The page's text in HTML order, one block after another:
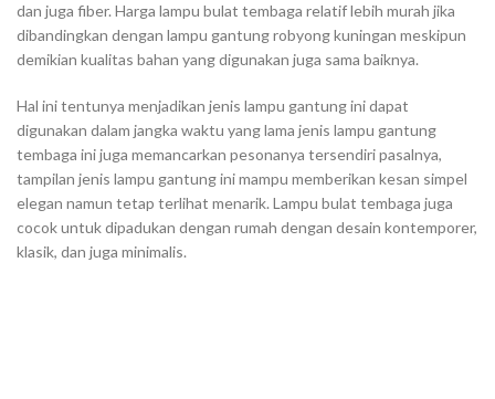
dan juga fiber. Harga lampu bulat tembaga relatif lebih murah jika
dibandingkan dengan lampu gantung robyong kuningan meskipun
demikian kualitas bahan yang digunakan juga sama baiknya.
Hal ini tentunya menjadikan jenis lampu gantung ini dapat
digunakan dalam jangka waktu yang lama jenis lampu gantung
tembaga ini juga memancarkan pesonanya tersendiri pasalnya,
tampilan jenis lampu gantung ini mampu memberikan kesan simpel
elegan namun tetap terlihat menarik. Lampu bulat tembaga juga
cocok untuk dipadukan dengan rumah dengan desain kontemporer,
klasik, dan juga minimalis.